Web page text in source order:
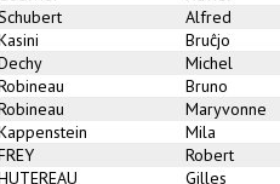
Alfred
Bruĉjo
Michel
Bruno
Maryvonne
Mila
Robert
Gilles